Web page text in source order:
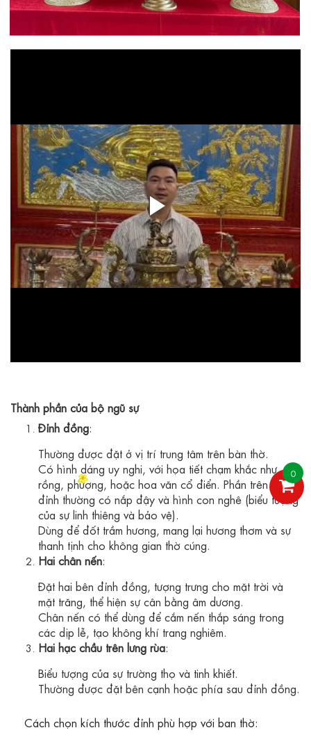
Thành phần của bộ ngũ sự
Đỉnh đồng:
Thường được đặt ở vị trí trung tâm trên bàn thờ.
Có hình dáng uy nghi, với họa tiết chạm khắc như
rồng, phượng, hoặc hoa văn cổ điển. Phần trên của
đỉnh thường có nắp đậy và hình con nghê (biểu tượng
của sự linh thiêng và bảo vệ).
Dùng để đốt trầm hương, mang lại hương thơm và sự
thanh tịnh cho không gian thờ cúng.
Hai chân nến:
Đặt hai bên đỉnh đồng, tượng trưng cho mặt trời và
mặt trăng, thể hiện sự cân bằng âm dương.
Chân nến có thể dùng để cắm nến thắp sáng trong
các dịp lễ, tạo không khí trang nghiêm.
Hai hạc chầu trên lưng rùa:
Biểu tượng của sự trường thọ và tinh khiết.
Thường được đặt bên cạnh hoặc phía sau đỉnh đồng.
Cách chọn kích thước đỉnh phù hợp với ban thờ:
0